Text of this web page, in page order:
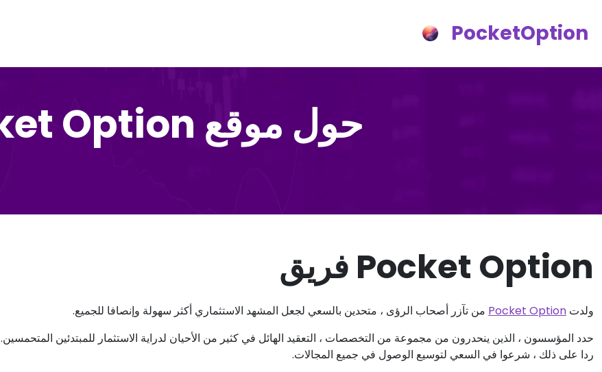
PocketOption
حول موقع Pocket Option
Pocket Option فريق
ولدت Pocket Option من تآزر أصحاب الرؤى ، متحدين بالسعي لجعل المشهد الاستثماري أكثر سهولة وإنصافا للجميع.
حدد المؤسسون ، الذين ينحدرون من مجموعة من التخصصات ، التعقيد الهائل في كثير من الأحيان لدراية الاستثمار للمبتدئين المتحمسين.
ردا على ذلك ، شرعوا في السعي لتوسيع الوصول في جميع المجالات.